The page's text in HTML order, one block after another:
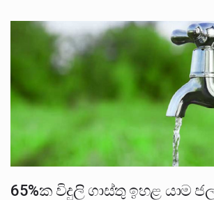
65%ක විදුලි ගාස්තු ඉහළ යාම